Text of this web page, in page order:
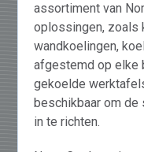
assortiment van
oplossingen, zoals
wandkoelingen,
afgestemd op elke
gekoelde
beschikbaar om
in te richten.